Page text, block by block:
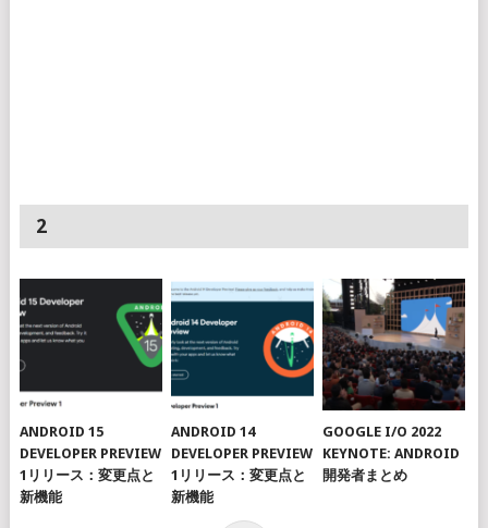
2
ANDROID 15
DEVELOPER PREVIEW
1リリース：変更点と
新機能
ANDROID 14
DEVELOPER PREVIEW
1リリース：変更点と
新機能
GOOGLE I/O 2022
KEYNOTE: ANDROID
開発者まとめ